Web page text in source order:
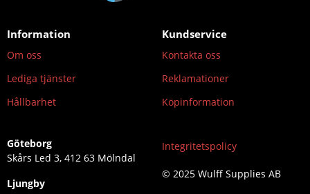
Information
Om oss
Lediga tjänster
Hållbarhet
Kundservice
Kontakta oss
Reklamationer
Köpinformation
Göteborg
Skårs Led 3, 412 63 Mölndal
Ljungby
Integritetspolicy
© 2025 Wulff Supplies AB